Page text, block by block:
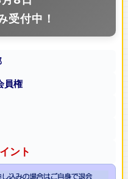
受付中！
員権
ント